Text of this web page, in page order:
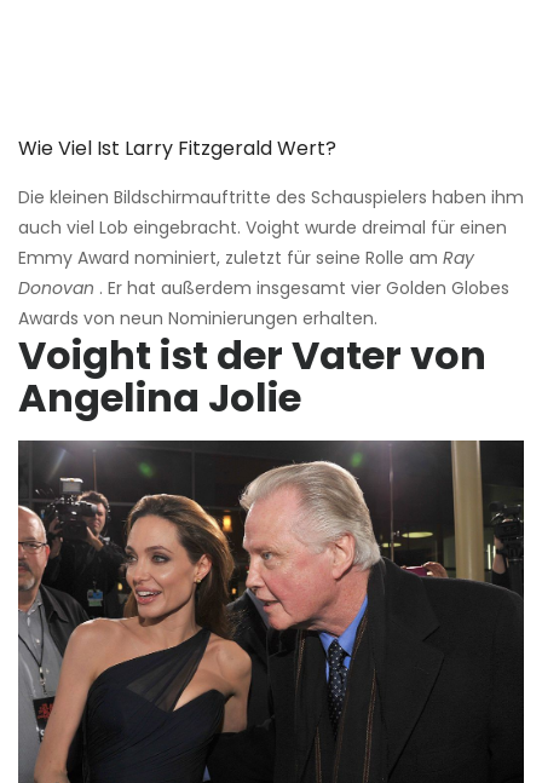
Wie Viel Ist Larry Fitzgerald Wert?
Die kleinen Bildschirmauftritte des Schauspielers haben ihm
auch viel Lob eingebracht. Voight wurde dreimal für einen
Emmy Award nominiert, zuletzt für seine Rolle am Ray
Donovan . Er hat außerdem insgesamt vier Golden Globes
Awards von neun Nominierungen erhalten.
Voight ist der Vater von
Angelina Jolie